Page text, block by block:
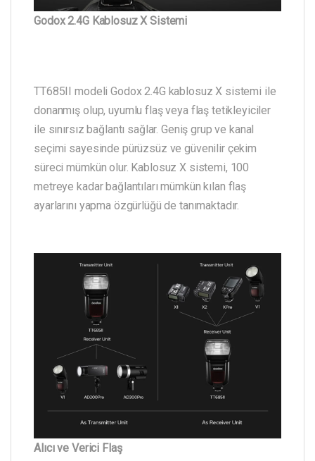
Godox 2.4G Kablosuz X Sistemi
TT685II modeli Godox 2.4G kablosuz X sistemi ile
donanmış olup, uyumlu flaş veya flaş tetikleyiciler
ile sınırsız bağlantı sağlar. Geniş grup ve kanal
seçimi sayesinde pürüzsüz ve güvenilir çekim
süreci mümkün olur. Kablosuz X sistemi, 100
metreye kadar bağlantıları mümkün kılan flaş
ayarlarını yapma özgürlüğü de tanımaktadır.
Alıcı ve Verici Flaş